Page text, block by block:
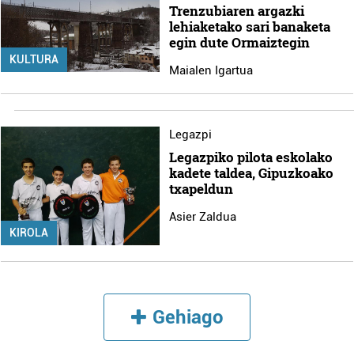
KULTURA
Trenzubiaren argazki
lehiaketako sari banaketa
egin dute Ormaiztegin
Maialen Igartua
KIROLA
Legazpi
Legazpiko pilota eskolako
kadete taldea, Gipuzkoako
txapeldun
Asier Zaldua
Gehiago